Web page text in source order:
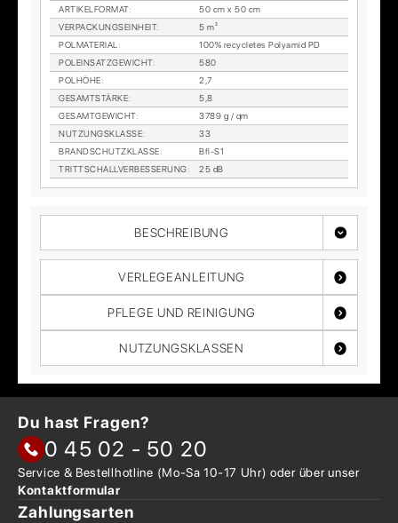
AR­TI­KEL­FOR­MAT:
50 cm x 50 cm
VER­PA­CKUNGS­EIN­HEIT:
5 m²
POL­MA­TE­RI­AL:
100% re­cy­cle­tes Po­ly­amid PD
POL­EIN­SATZ­GE­WICHT:
580
POL­HÖ­HE:
2,7
GE­SAMT­STÄR­KE:
5,8
GE­SAMT­GE­WICHT:
3789 g / qm
NUT­ZUNGS­KLAS­SE:
33
BRAND­SCHUTZ­KLAS­SE:
Bfl-S1
TRITT­SCHALL­VER­BES­SE­RUNG: 25 dB
BESCHREIBUNG
VERLEGEANLEITUNG
PFLEGE UND REINIGUNG
NUTZUNGSKLASSEN
Du hast Fragen?
0 45 02 - 50 20
Service & Bestellhotline (Mo-Sa 10-17 Uhr) oder überunser
Kontaktformular
Zahlungsarten